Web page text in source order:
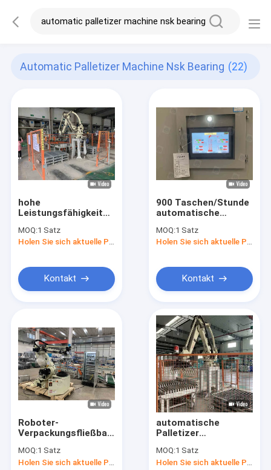
Automatic Palletizer Machine Nsk Bearing (22)
hohe
Leistungsfähigkeit
automatische
Palletizer-Maschine
Palletizer trägt
MOQ:1 Satz
Holen Sie sich aktuelle Preis
Kontakt
900 Taschen/Stunde
automatische
NSK, die
MOQ:1 Satz
Holen Sie sich aktuelle Preis
Kontakt
Roboter-
Verpackungsfließband
automatisches
Palletizer
MOQ:1 Satz
automatische
Palletizer
900bags/Hr für
MOQ:1 Satz